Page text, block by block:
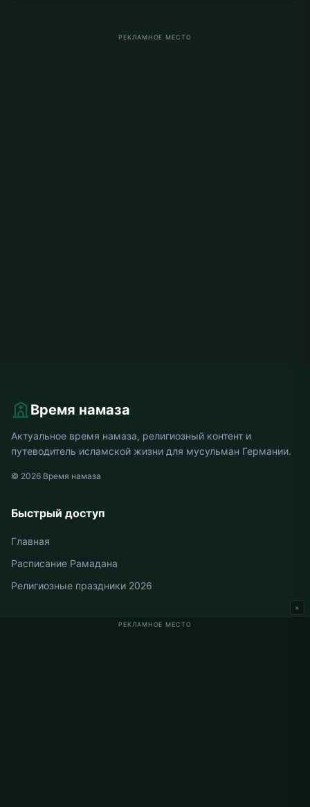
РЕКЛАМНОЕ МЕСТО
РЕКЛАМНОЕ МЕСТО
×
Время намаза
Актуальное время намаза, религиозный контент и
путеводитель исламской жизни для мусульман Германии.
© 2026 Время намаза
Быстрый доступ
Главная
Расписание Рамадана
Религиозные праздники 2026
Время намаза в Германии